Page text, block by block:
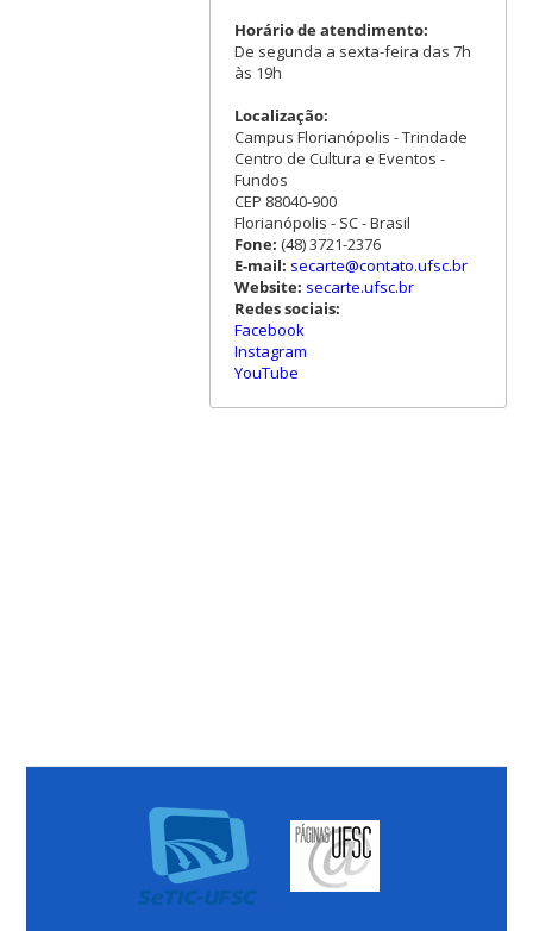
Horário de atendimento:
De segunda a sexta-feira das 7h
às 19h
Localização:
Campus Florianópolis - Trindade
Centro de Cultura e Eventos -
Fundos
CEP 88040-900
Florianópolis - SC - Brasil
Fone: (48) 3721-2376
E-mail: secarte@contato.ufsc.br
Website: secarte.ufsc.br
Redes sociais:
Facebook
Instagram
YouTube